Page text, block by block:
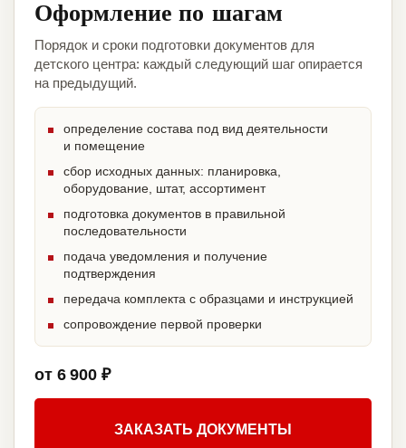
Оформление по шагам
Порядок и сроки подготовки документов для
детского центра: каждый следующий шаг опирается
на предыдущий.
определение состава под вид деятельности
и помещение
сбор исходных данных: планировка,
оборудование, штат, ассортимент
подготовка документов в правильной
последовательности
подача уведомления и получение
подтверждения
передача комплекта с образцами и инструкцией
сопровождение первой проверки
от 6 900 ₽
ЗАКАЗАТЬ ДОКУМЕНТЫ